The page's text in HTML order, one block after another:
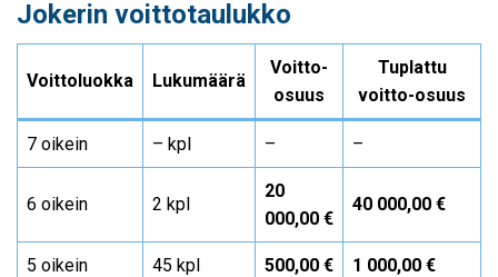
Jokerin voittotaulukko
Voittoluokka Lukumäärä
Voitto-
osuus
Tuplattu
voitto-osuus
7 oikein – kpl – –
6 oikein 2 kpl
20
000,00 €
40 000,00 €
5 oikein 45 kpl 500,00 € 1 000,00 €